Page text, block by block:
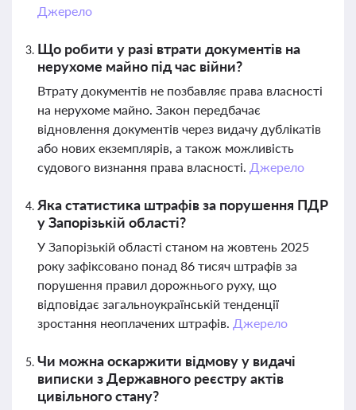
Джерело
Що робити у разі втрати документів на
нерухоме майно під час війни?
Втрату документів не позбавляє права власності
на нерухоме майно. Закон передбачає
відновлення документів через видачу дублікатів
або нових екземплярів, а також можливість
судового визнання права власності. Джерело
Яка статистика штрафів за порушення ПДР
у Запорізькій області?
У Запорізькій області станом на жовтень 2025
року зафіксовано понад 86 тисяч штрафів за
порушення правил дорожнього руху, що
відповідає загальноукраїнській тенденції
зростання неоплачених штрафів. Джерело
Чи можна оскаржити відмову у видачі
виписки з Державного реєстру актів
цивільного стану?